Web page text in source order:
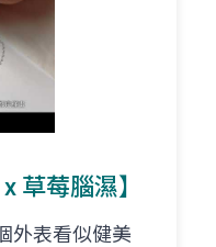
草莓腦濕】
外表看似健美